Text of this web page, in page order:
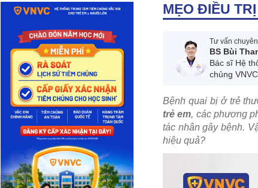
MẸO ĐIỀU
Tư vấn
BS Bùi
Bác sĩ Hệ
chủng VNVC
Bệnh quai bị ở trẻ
trẻ em, các phương
tác nhân gây bệnh.
hiệu quả?